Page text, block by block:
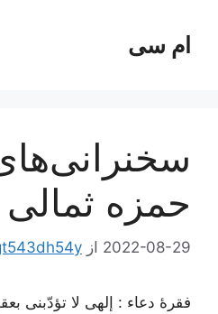
محتواام سی
حمزه ثمالی
2022-08-29 از
فقرۀ دعاء : إلهی لا تؤدّبنی